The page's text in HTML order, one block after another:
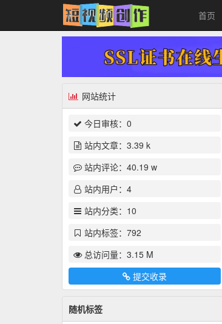
首页
网站统计
今日审核： 0
站内文章： 3.39 k
站内评论： 40.19 w
站内用户： 4
站内分类： 10
站内标签： 792
总访问量： 3.15 M
提交收录
随机标签